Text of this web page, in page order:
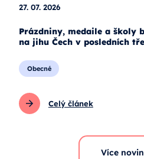
27. 07. 2026
Prázdniny, medaile a školy
na jihu Čech v posledních
Obecné
Celý článek
Více